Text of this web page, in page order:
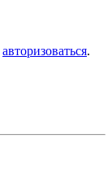
авторизоваться.